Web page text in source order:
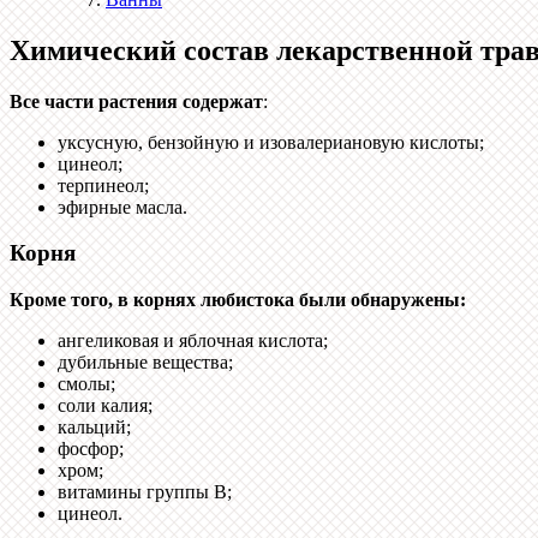
Химический состав лекарственной
Все части растения содержат:
уксусную, бензойную и изовалериановую кислоты;
цинеол;
терпинеол;
эфирные масла.
Корня
Кроме того, в корнях любистока были обнаружены:
ангеликовая и яблочная кислота;
дубильные вещества;
смолы;
соли калия;
кальций;
фосфор;
хром;
витамины группы B;
цинеол.